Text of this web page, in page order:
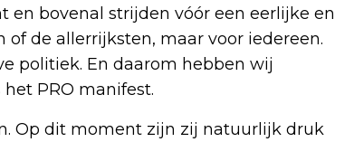
en bovenal strijden vóór een eerlijke en
de allerrijksten, maar voor iedereen.
politiek. En daarom hebben wij
PRO manifest.
Op dit moment zijn zij natuurlijk druk